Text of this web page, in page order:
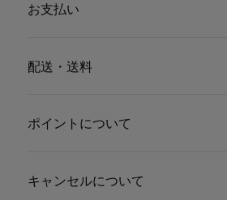
お支払い
配送・送料
ポイントについて
キャンセルについて